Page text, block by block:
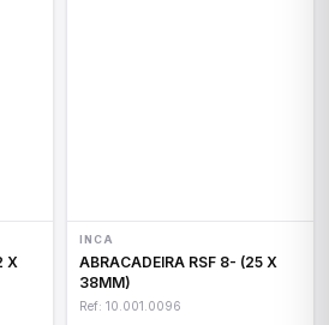
INCA
ABRACADEIRA RSF 8- (25 X
38MM)
Ref: 10.001.0096